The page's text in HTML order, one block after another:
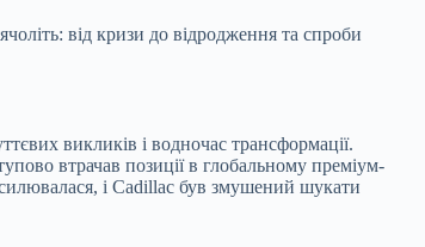
від кризи до відродження та спроби
викликів і водночас трансформації.
втрачав позиції в глобальному преміум-
і Cadillac був змушений шукати